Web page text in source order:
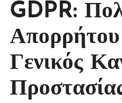
GDPR:
Γενικός